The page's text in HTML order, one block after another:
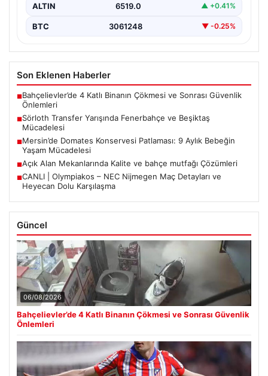
ALTIN 6519.0 ▲ +0.41%
BTC 3061248 ▼ -0.25%
Son Eklenen Haberler
■Bahçelievler’de 4 Katlı Binanın Çökmesi ve Sonrası Güvenlik
Önlemleri
■Sörloth Transfer Yarışında Fenerbahçe ve Beşiktaş
Mücadelesi
■Mersin’de Domates Konservesi Patlaması: 9 Aylık Bebeğin
Yaşam Mücadelesi
■Açık Alan Mekanlarında Kalite ve bahçe mutfağı Çözümleri
■CANLI | Olympiakos – NEC Nijmegen Maç Detayları ve
Heyecan Dolu Karşılaşma
Güncel
06/08/2026
Bahçelievler’de 4 Katlı Binanın Çökmesi ve Sonrası Güvenlik
Önlemleri